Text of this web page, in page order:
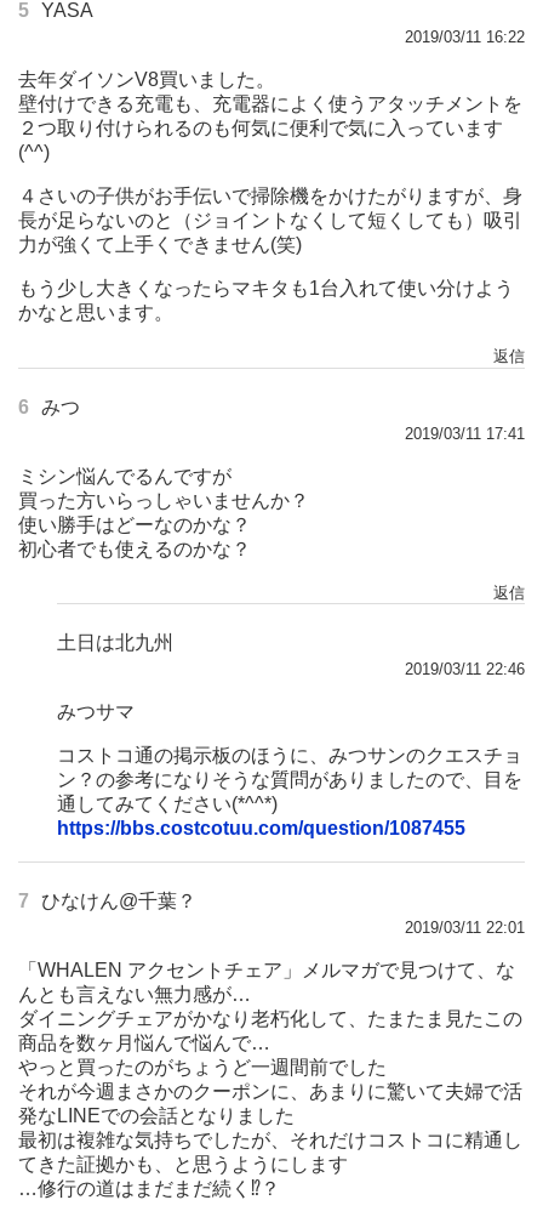
5 YASA
2019/03/11 16:22
去年ダイソンV8買いました。
壁付けできる充電も、充電器によく使うアタッチメントを
２つ取り付けられるのも何気に便利で気に入っています
(^^)
４さいの子供がお手伝いで掃除機をかけたがりますが、身
長が足らないのと（ジョイントなくして短くしても）吸引
力が強くて上手くできません(笑)
もう少し大きくなったらマキタも1台入れて使い分けよう
かなと思います。
返信
6 みつ
2019/03/11 17:41
ミシン悩んでるんですが
買った方いらっしゃいませんか？
使い勝手はどーなのかな？
初心者でも使えるのかな？
返信
土日は北九州
2019/03/11 22:46
みつサマ
コストコ通の掲示板のほうに、みつサンのクエスチョ
ン？の参考になりそうな質問がありましたので、目を
通してみてください(*^^*)
https://bbs.costcotuu.com/question/1087455
7 ひなけん@千葉？
2019/03/11 22:01
「WHALEN アクセントチェア」メルマガで見つけて、な
んとも言えない無力感が…
ダイニングチェアがかなり老朽化して、たまたま見たこの
商品を数ヶ月悩んで悩んで…
やっと買ったのがちょうど一週間前でした
それが今週まさかのクーポンに、あまりに驚いて夫婦で活
発なLINEでの会話となりました
最初は複雑な気持ちでしたが、それだけコストコに精通し
てきた証拠かも、と思うようにします
…修行の道はまだまだ続く⁉︎？